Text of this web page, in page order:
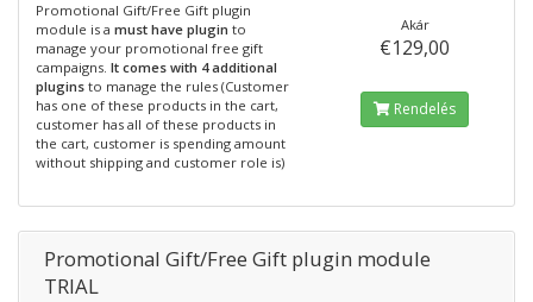
Promotional Gift/Free Gift plugin
module is a must have plugin to
manage your promotional free gift
campaigns. It comes with 4 additional
plugins to manage the rules (Customer
has one of these products in the cart,
customer has all of these products in
the cart, customer is spending amount
without shipping and customer role is)
Akár
€129,00
Rendelés
Promotional Gift/Free Gift plugin module
TRIAL